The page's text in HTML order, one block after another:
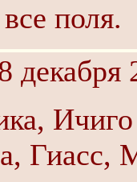
поля.
декабря